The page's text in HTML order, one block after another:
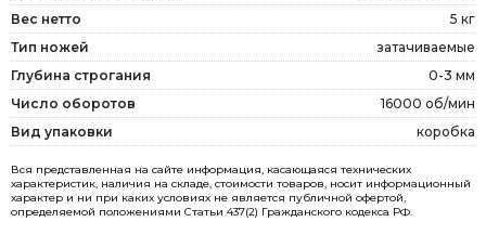
Вес нетто
5 кг
Тип ножей
затачиваемые
Глубина строгания
0-3 мм
Число оборотов
16000 об/мин
Вид упаковки
коробка
Вся представленная на сайте информация, касающаяся технических
характеристик, наличия на складе, стоимости товаров, носит информационный
характер и ни при каких условиях не является публичной офертой,
определяемой положениями Статьи 437(2) Гражданского кодекса РФ.